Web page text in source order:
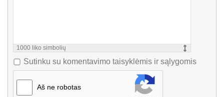
1000 liko simbolių
Sutinku su komentavimo taisyklėmis ir sąlygomis
Aš ne robotas